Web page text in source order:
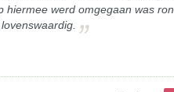
hiermee werd omgegaan was